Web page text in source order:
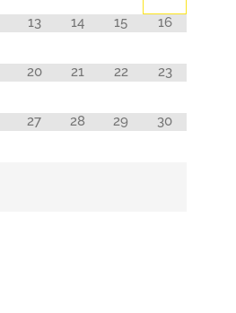
13 14 15 16
20 21 22 23
27 28 29 30